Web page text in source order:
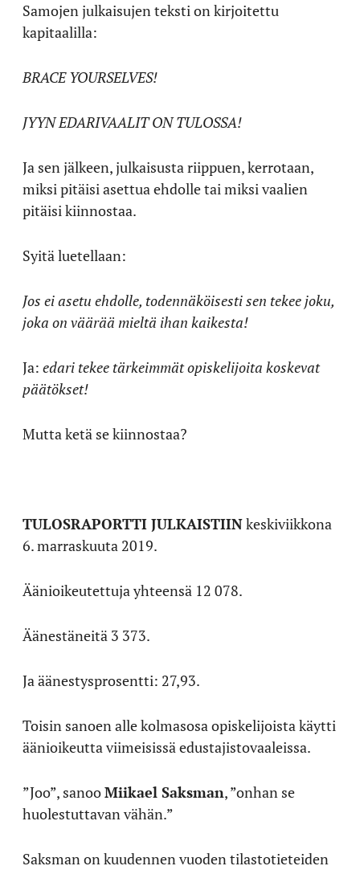
Samojen julkaisujen teksti on kirjoitettu
kapitaalilla:
BRACE YOURSELVES!
JYYN EDARIVAALIT ON TULOSSA!
Ja sen jälkeen, julkaisusta riippuen, kerrotaan,
miksi pitäisi asettua ehdolle tai miksi vaalien
pitäisi kiinnostaa.
Syitä luetellaan:
Jos ei asetu ehdolle, todennäköisesti sen tekee joku,
joka on väärää mieltä ihan kaikesta!
Ja: edari tekee tärkeimmät opiskelijoita koskevat
päätökset!
Mutta ketä se kiinnostaa?
TULOSRAPORTTI JULKAISTIINkeskiviikkona
6. marraskuuta 2019.
Äänioikeutettuja yhteensä 12 078.
Äänestäneitä 3 373.
Ja äänestysprosentti: 27,93.
Toisin sanoen alle kolmasosa opiskelijoista käytti
äänioikeutta viimeisissä edustajistovaaleissa.
”Joo”, sanooMiikael Saksman, ”onhan se
huolestuttavan vähän.”
Saksman on kuudennen vuoden tilastotieteiden